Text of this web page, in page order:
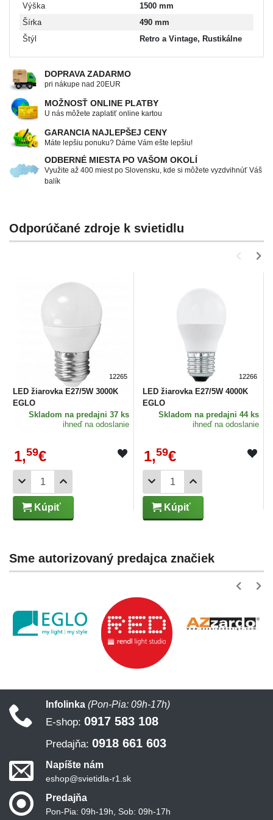
Výška
1500 mm
Šírka
490 mm
Štýl
Retro a Vintage, Rustikálne
DOPRAVA ZADARMO
pri nákupe nad 20EUR
MOŽNOSŤ ONLINE PLATBY
U nás môžete zaplatiť online kartou
GARANCIA NAJLEPŠEJ CENY
Máte lepšiu ponuku? Dáme Vám ešte lepšiu!
ODBERNÉ MIESTA PO VAŠOM OKOLÍ
Využite až 400 miest po Slovensku, kde si môžete vyzdvihnúť Váš
balík
Odporúčané zdroje k svietidlu
12265
LED žiarovka E27/5W 3000K
EGLO
Skladom na predajni 37 ks
ihneď na odoslanie
1,59€
Kúpiť
12266
LED žiarovka E27/5W 4000K
EGLO
Skladom na predajni 44 ks
ihneď na odoslanie
1,59€
Kúpiť
Sme autorizovaný predajca značiek
Infolinka (Pon-Pia: 09h-17h)
E-shop: 0917 583 108
Predajňa: 0918 661 603
Napíšte nám
eshop@svietidla-r1.sk
Predajňa
Pon-Pia: 09h-19h, Sob: 09h-17h